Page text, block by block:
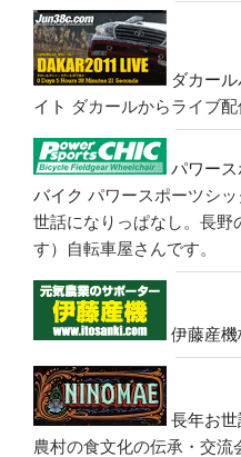
ダカー
イト ダカールからライブ
パワー
バイク パワースポーツシ
世話になりっぱなし。長野
す）自転車屋さんです。
伊藤産
長年お
農村の食文化の伝承・交